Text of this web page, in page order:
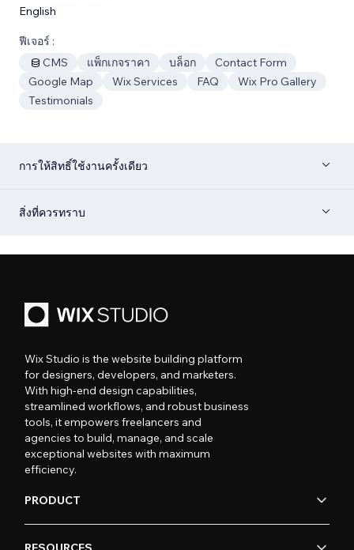
English
ฟีเจอร์ :
CMS
แพ็กเกจราคา บล็อก
Contact Form
Google Map
Wix Services FAQ
Wix Pro Gallery
Testimonials
การให้สิทธิ์ใช้งานครั้งเดียว
สิ่งที่ควรทราบ
Wix Studio is the website building platform
for designers, developers, and marketers.
With high-end design capabilities,
streamlined workflows, and robust business
tools, it empowers freelancers and
agencies to build, manage, and scale
exceptional websites with maximum
efficiency.
PRODUCT